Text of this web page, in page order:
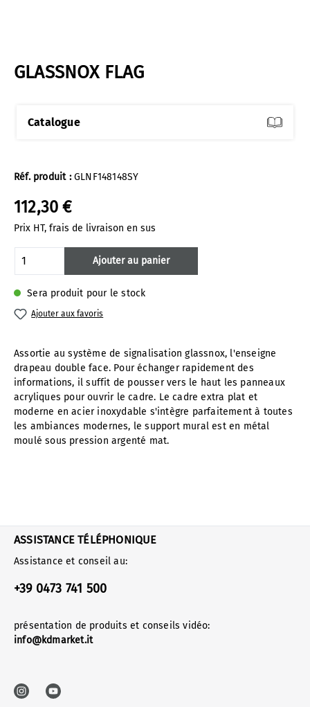
GLASSNOX FLAG
Catalogue
Réf. produit :GLNF148148SY
112,30 €
Prix HT, frais de livraison en sus
Sera produit pour le stock
Quantité de produit : Entrez la quantité
Ajouter au panier
Ajouter aux favoris
Assortie au système de signalisation glassnox, l'enseigne
drapeau double face. Pour échanger rapidement des
informations, il suffit de pousser vers le haut les panneaux
acryliques pour ouvrir le cadre. Le cadre extra plat et
moderne en acier inoxydable s'intègre parfaitement à toutes
les ambiances modernes, le support mural est en métal
moulé sous pression argenté mat.
ASSISTANCE TÉLÉPHONIQUE
Assistance et conseil au:
+39 0473 741 500
présentation de produits et conseils vidéo:
info@kdmarket.it